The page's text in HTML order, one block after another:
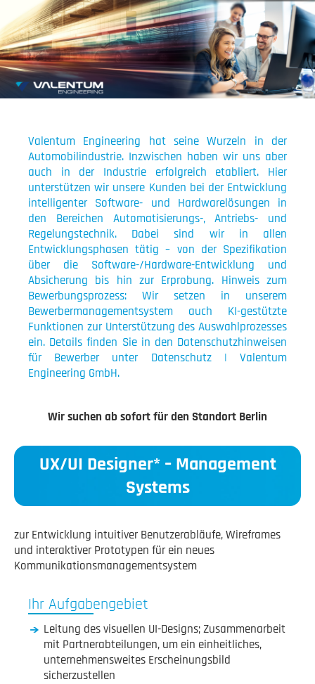
Valentum Engineering hat seine Wurzeln in der
Automobilindustrie. Inzwischen haben wir uns aber
auch in der Industrie erfolgreich etabliert. Hier
unterstützen wir unsere Kunden bei der Entwicklung
intelligenter Software- und Hardwarelösungen in
den Bereichen Automatisierungs-, Antriebs- und
Regelungstechnik. Dabei sind wir in allen
Entwicklungsphasen tätig – von der Spezifikation
über die Software-/Hardware-Entwicklung und
Absicherung bis hin zur Erprobung. Hinweis zum
Bewerbungsprozess: Wir setzen in unserem
Bewerbermanagementsystem auch KI-gestützte
Funktionen zur Unterstützung des Auswahlprozesses
ein. Details finden Sie in den Datenschutzhinweisen
für Bewerber unter Datenschutz | Valentum
Engineering GmbH.
Wir suchen ab sofort für den Standort Berlin
UX/UI Designer* – Management
Systems
zur Entwicklung intuitiver Benutzerabläufe, Wireframes
und interaktiver Prototypen für ein neues
Kommunikationsmanagementsystem
Ihr Aufgabengebiet
Leitung des visuellen UI-Designs; Zusammenarbeit
mit Partnerabteilungen, um ein einheitliches,
unternehmensweites Erscheinungsbild
sicherzustellen